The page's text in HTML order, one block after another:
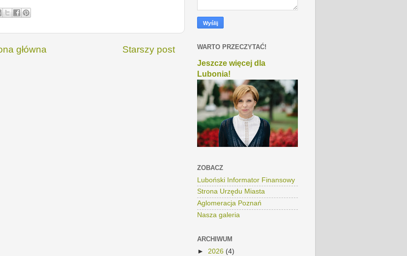
Starszy post
główna WARTO PRZECZYTAĆ!
Jeszcze więcej dla
Lubonia!
ZOBACZ
Luboński Informator Finansowy
Strona Urzędu Miasta
Aglomeracja Poznań
Nasza galeria
ARCHIWUM
► 2026 (4)